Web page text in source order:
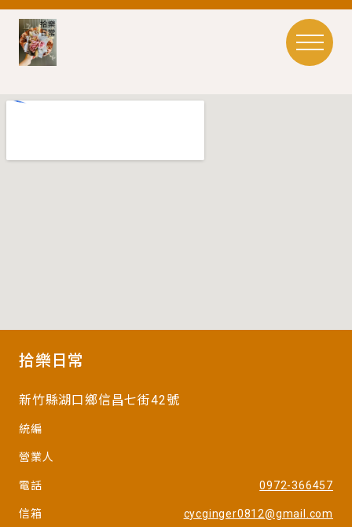
拾樂日常
新竹縣湖口鄉信昌七街42號
統編
營業人
電話 0972-366457
信箱 cycginger0812@gmail.com